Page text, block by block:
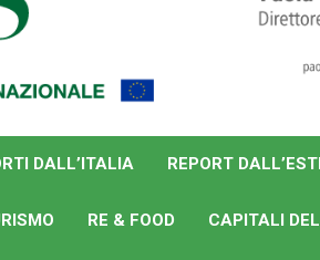
DALL’ITALIA REPORT
RE & FOOD CAPITALI